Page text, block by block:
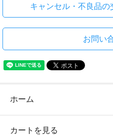
キャンセル・不良品の
お問い
ホーム
カートを見る